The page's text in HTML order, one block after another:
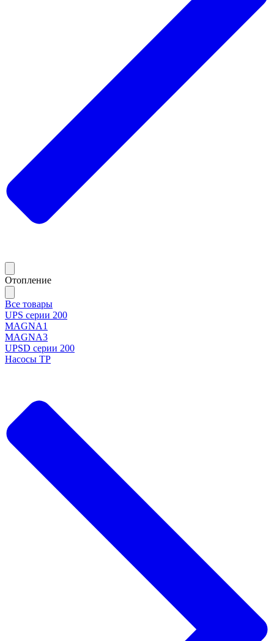
Отопление
Все товары
UPS серии 200
MAGNA1
MAGNA3
UPSD серии 200
Насосы TP